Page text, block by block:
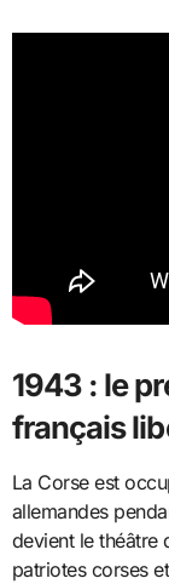
1943 : le
français
La Corse est
allemandes
devient le théâtre
patriotes corses